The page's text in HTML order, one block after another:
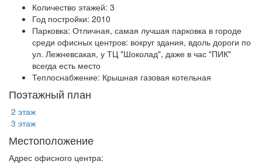
Количество этажей: 3
Год постройки: 2010
Парковка: Отличная, самая лучшая парковка в городе
среди офисных центров: вокруг здания, вдоль дороги по
ул. Лежневсакая, у ТЦ "Шоколад", даже в час "ПИК"
всегда есть место
Теплоснабжение: Крышная газовая котельная
Поэтажный план
2 этаж
3 этаж
Местоположение
Адрес офисного центра: